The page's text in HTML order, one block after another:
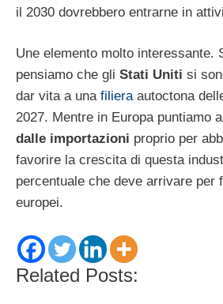
il 2030 dovrebbero entrarne in
Une elemento molto interessante.
pensiamo che gli Stati Uniti si
dar vita a una filieraautoctona
2027. Mentre in Europa puntiamo
dalle importazioni proprio per
favorire la crescita di questa
percentuale che deve arrivare per
europei.
Related Posts: